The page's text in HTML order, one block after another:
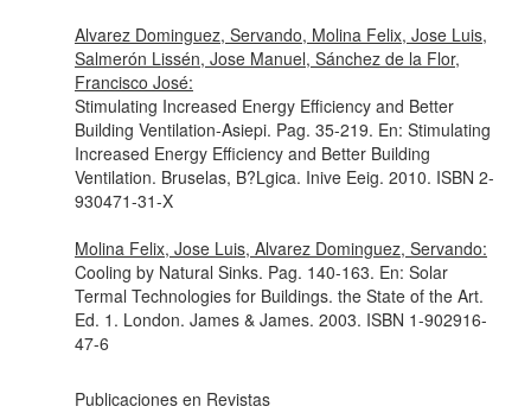
Alvarez Dominguez, Servando, Molina Felix, Jose Luis,
Salmerón Lissén, Jose Manuel, Sánchez de la Flor,
Francisco José:
Stimulating Increased Energy Efficiency and Better
Building Ventilation-Asiepi. Pag. 35-219. En: Stimulating
Increased Energy Efficiency and Better Building
Ventilation. Bruselas, B?Lgica. Inive Eeig. 2010. ISBN 2-
930471-31-X
Molina Felix, Jose Luis, Alvarez Dominguez, Servando:
Cooling by Natural Sinks. Pag. 140-163. En: Solar
Termal Technologies for Buildings. the State of the Art.
Ed. 1. London. James & James. 2003. ISBN 1-902916-
47-6
Publicaciones en Revistas